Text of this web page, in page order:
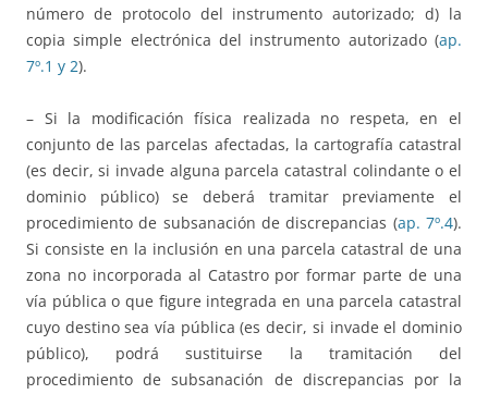
número de protocolo del instrumento autorizado; d) la
copia simple electrónica del instrumento autorizado (ap.
7º.1 y 2).
– Si la modificación física realizada no respeta, en el
conjunto de las parcelas afectadas, la cartografía catastral
(es decir, si invade alguna parcela catastral colindante o el
dominio público) se deberá tramitar previamente el
procedimiento de subsanación de discrepancias (ap. 7º.4).
Si consiste en la inclusión en una parcela catastral de una
zona no incorporada al Catastro por formar parte de una
vía pública o que figure integrada en una parcela catastral
cuyo destino sea vía pública (es decir, si invade el dominio
público), podrá sustituirse la tramitación del
procedimiento de subsanación de discrepancias por la